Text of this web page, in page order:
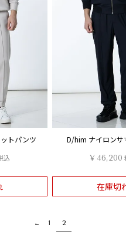
トパンツ
込
D/him ナイロンサ
¥ 46,200
在庫切
1 2